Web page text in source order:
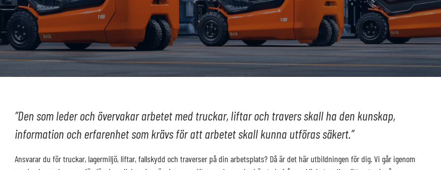
”Den som leder och övervakar arbetet med truckar, liftar och travers skall ha den kunskap,
information och erfarenhet som krävs för att arbetet skall kunna utföras säkert.”
Ansvarar du för truckar, lagermiljö, liftar, fallskydd och traverser på din arbetsplats? Då är det här utbildningen för dig.Vi går igenom